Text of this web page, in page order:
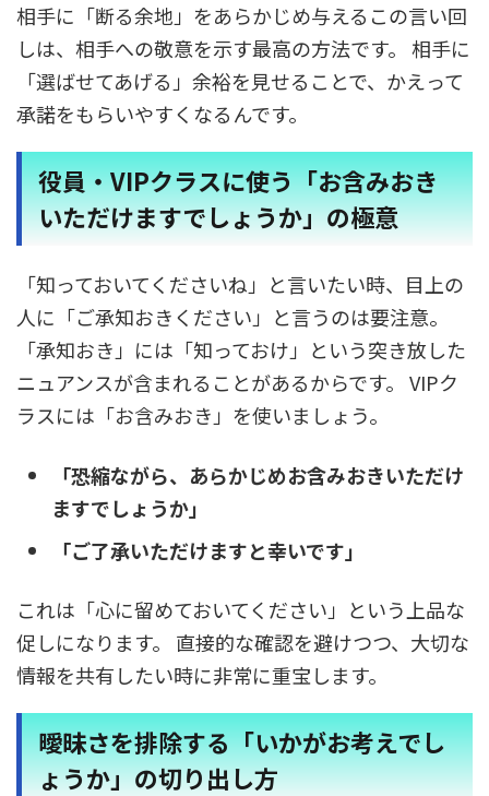
相手に「断る余地」をあらかじめ与えるこの言い回
しは、相手への敬意を示す最高の方法です。 相手に
「選ばせてあげる」余裕を見せることで、かえって
承諾をもらいやすくなるんです。
役員・VIPクラスに使う「お含みおき
いただけますでしょうか」の極意
「知っておいてくださいね」と言いたい時、目上の
人に「ご承知おきください」と言うのは要注意。
「承知おき」には「知っておけ」という突き放した
ニュアンスが含まれることがあるからです。 VIPク
ラスには「お含みおき」を使いましょう。
「恐縮ながら、あらかじめお含みおきいただけ
ますでしょうか」
「ご了承いただけますと幸いです」
これは「心に留めておいてください」という上品な
促しになります。 直接的な確認を避けつつ、大切な
情報を共有したい時に非常に重宝します。
曖昧さを排除する「いかがお考えでし
ょうか」の切り出し方